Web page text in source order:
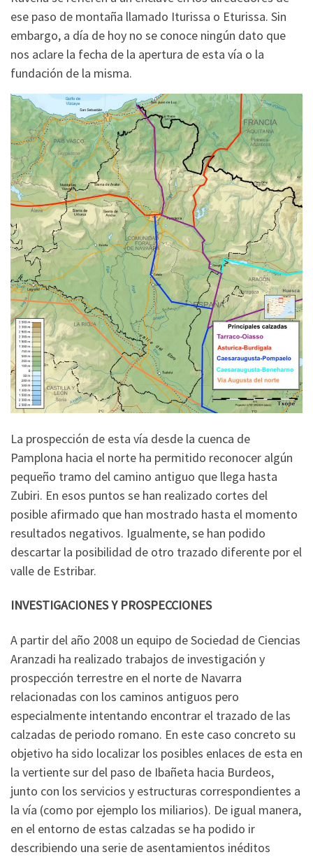
ese paso de montaña llamado Iturissa o Eturissa. Sin
embargo, a día de hoy no se conoce ningún dato que
nos aclare la fecha de la apertura de esta vía o la
fundación de la misma.
La prospección de esta vía desde la cuenca de
Pamplona hacia el norte ha permitido reconocer algún
pequeño tramo del camino antiguo que llega hasta
Zubiri. En esos puntos se han realizado cortes del
posible afirmado que han mostrado hasta el momento
resultados negativos. Igualmente, se han podido
descartar la posibilidad de otro trazado diferente por el
valle de Estribar.
INVESTIGACIONES Y PROSPECCIONES
A partir del año 2008 un equipo de Sociedad de Ciencias
Aranzadi ha realizado trabajos de investigación y
prospección terrestre en el norte de Navarra
relacionadas con los caminos antiguos pero
especialmente intentando encontrar el trazado de las
calzadas de periodo romano. En este caso concreto su
objetivo ha sido localizar los posibles enlaces de esta en
la vertiente sur del paso de Ibañeta hacia Burdeos,
junto con los servicios y estructuras correspondientes a
la vía (como por ejemplo los miliarios). De igual manera,
en el entorno de estas calzadas se ha podido ir
describiendo una serie de asentamientos inéditos